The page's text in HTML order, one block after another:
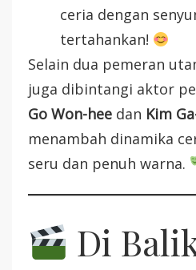
ceria dengan
tertahankan!
Selain dua pemeran
juga dibintangi aktor
Go Won-hee dan Kim
menambah dinamika
seru dan penuh warna.
Di